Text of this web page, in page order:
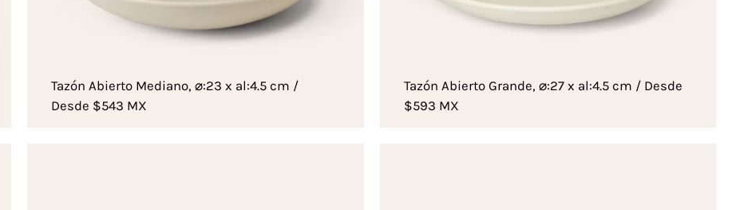
Tazón Abierto Mediano, ⌀:23 x al:4.5 cm /
Desde $543 MX
Tazón Abierto Grande, ⌀:27 x al:4.5 cm / Desde
$593 MX